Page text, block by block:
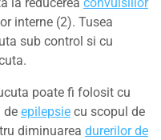
interne (2). Tusea
sub control si cu
poate fi folosit cu
de epilepsie cu scopul de
diminuarea durerilor de